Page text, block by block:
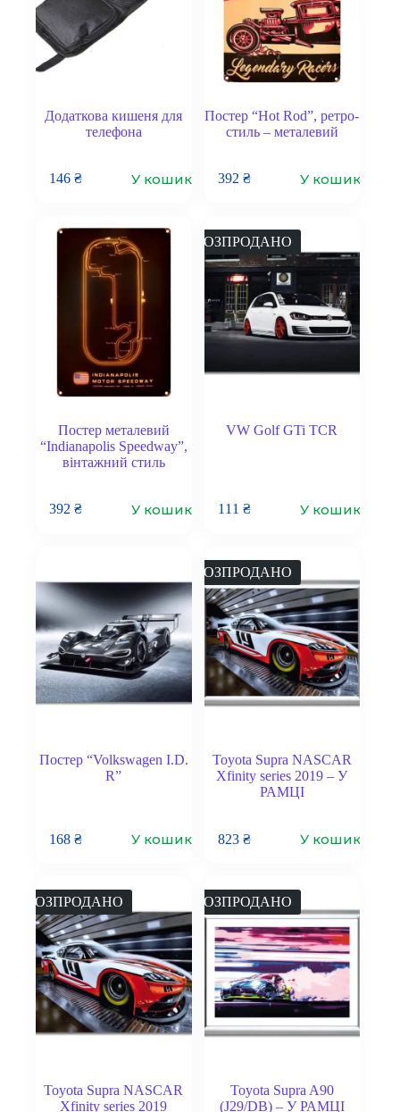
Додаткова кишеня для
телефона
146₴ У кошик
Постер “Hot Rod”, ретро-
стиль – металевий
392 ₴ У кошик
Постер металевий
“Indianapolis Speedway”,
вінтажний стиль
392₴ У кошик
РОЗПРОДАНО
VW Golf GTi TCR
111 ₴ У кошик
Постер “Volkswagen I.D.
R”
168₴ У кошик
РОЗПРОДАНО
Toyota Supra NASCAR
Xfinity series 2019 – У
РАМЦІ
823 ₴ У кошик
РОЗПРОДАНО
Toyota Supra NASCAR
Xfinity series 2019
РОЗПРОДАНО
Toyota Supra A90
(J29/DB) – У РАМЦІ